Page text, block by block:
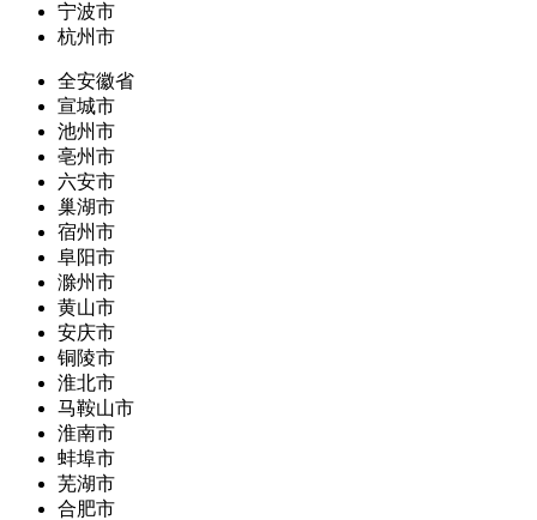
宁波市
杭州市
全安徽省
宣城市
池州市
亳州市
六安市
巢湖市
宿州市
阜阳市
滁州市
黄山市
安庆市
铜陵市
淮北市
马鞍山市
淮南市
蚌埠市
芜湖市
合肥市